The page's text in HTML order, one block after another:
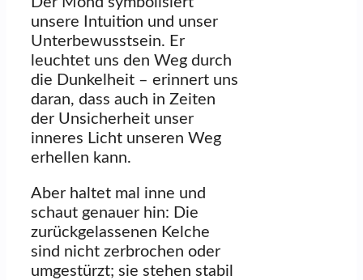
unsere Intuition und unser
Unterbewusstsein. Er
leuchtet uns den Weg durch
die Dunkelheit – erinnert uns
daran, dass auch in Zeiten
der Unsicherheit unser
inneres Licht unseren Weg
erhellen kann.
Aber haltet mal inne und
schaut genauer hin: Die
zurückgelassenen Kelche
sind nicht zerbrochen oder
umgestürzt; sie stehen stabil